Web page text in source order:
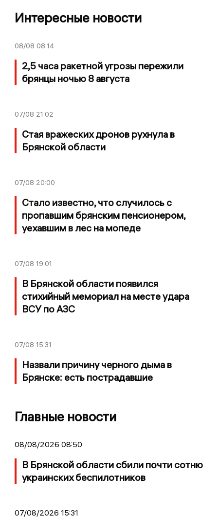
Интересные новости
08/08 08:14
2,5 часа ракетной угрозы пережили
брянцы ночью 8 августа
07/08 21:02
Стая вражеских дронов рухнула в
Брянской области
07/08 20:00
Стало известно, что случилось с
пропавшим брянским пенсионером,
уехавшим в лес на мопеде
07/08 19:01
В Брянской области появился
стихийный мемориал на месте удара
ВСУ по АЗС
07/08 15:31
Назвали причину черного дыма в
Брянске: есть пострадавшие
Главные новости
08/08/2026 08:50
В Брянской области сбили почти сотню
украинских беспилотников
07/08/2026 15:31